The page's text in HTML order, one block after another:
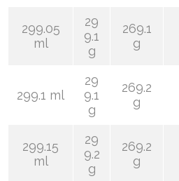
299.05
ml
29
9.1
g
269.1
g
299.1 ml
29
9.1
g
269.2
g
299.15
ml
29
9.2
g
269.2
g